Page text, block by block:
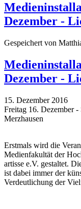
Dezember -
Gespeichert von
Dezember -
15. Dezember 2016
Freitag 16. Dezember -
Merzhausen
Erstmals wird die
Medienfakultät der
artisse e.V. gestaltet.
ist dabei immer der
Verdeutlichung der